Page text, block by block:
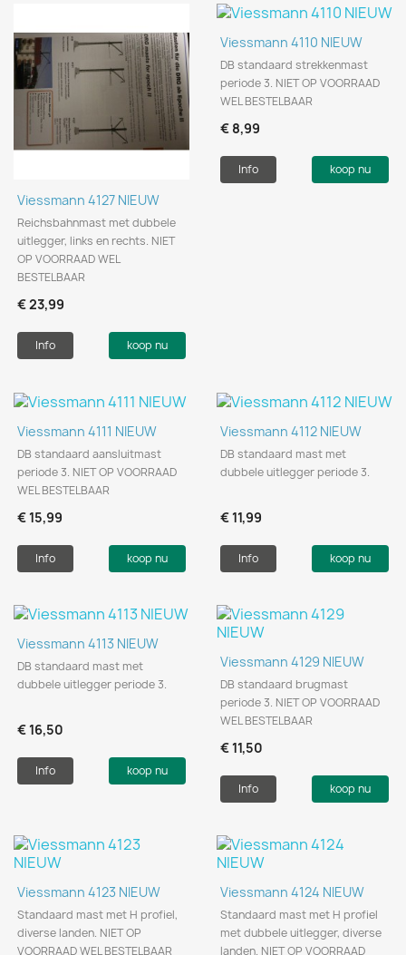
Viessmann 4127 NIEUW
Reichsbahnmast met dubbele
uitlegger, links en rechts. NIET
OP VOORRAAD WEL
BESTELBAAR
€ 23,99
Info koop nu
Viessmann 4110 NIEUW
DB standaard strekkenmast
periode 3. NIET OP VOORRAAD
WEL BESTELBAAR
€ 8,99
Info koop nu
Viessmann 4111 NIEUW
DB standaard aansluitmast
periode 3. NIET OP VOORRAAD
WEL BESTELBAAR
€ 15,99
Info koop nu
Viessmann 4112 NIEUW
DB standaard mast met
dubbele uitlegger periode 3.
€ 11,99
Info koop nu
Viessmann 4113 NIEUW
DB standaard mast met
dubbele uitlegger periode 3.
€ 16,50
Info koop nu
Viessmann 4129 NIEUW
DB standaard brugmast
periode 3. NIET OP VOORRAAD
WEL BESTELBAAR
€ 11,50
Info koop nu
Viessmann 4123 NIEUW
Standaard mast met H profiel,
diverse landen. NIET OP
VOORRAAD WEL BESTELBAAR
Viessmann 4124 NIEUW
Standaard mast met H profiel
met dubbele uitlegger, diverse
landen. NIET OP VOORRAAD